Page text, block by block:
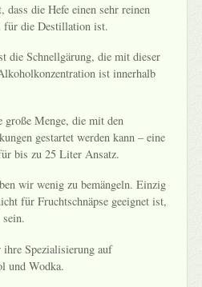
die Hefe einen sehr reinen
für die Destillation ist.
die Schnellgärung, die mit dieser
ist innerhalb
große Menge, die mit den
gestartet werden kann – eine
bis zu 25 Liter Ansatz.
wir wenig zu bemängeln. Einzig
für Fruchtschnäpse geeignet ist,
Spezialisierung auf
und Wodka.